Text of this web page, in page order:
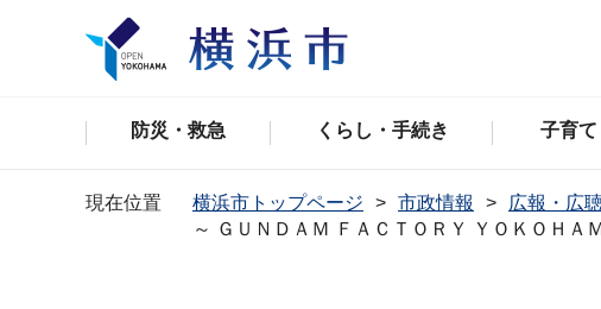
防災・救急 くらし・手続き 子育
現在位置 横浜市トップページ 市政情報 広報・広
～ ＧＵＮＤＡＭ ＦＡＣＴＯＲＹ ＹＯＫＯＨＡ